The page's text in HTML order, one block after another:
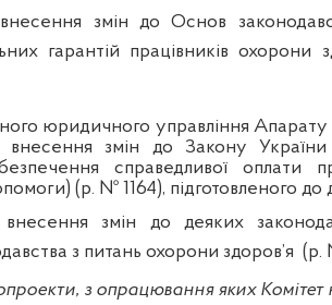
змін до Основ
гарантій працівників
юридичного управління
змін до Закону
справедливої оплати
(р. № 1164), підготовленого до
змін до деяких
з питань охорони здоров’я (р.
з опрацювання яких Комітет